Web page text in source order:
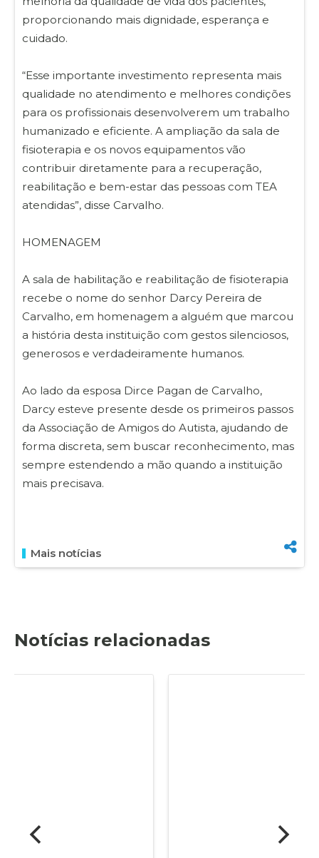
proporcionando mais dignidade, esperança e
cuidado.
“Esse importante investimento representa mais
qualidade no atendimento e melhores condições
para os profissionais desenvolverem um trabalho
humanizado e eficiente. A ampliação da sala de
fisioterapia e os novos equipamentos vão
contribuir diretamente para a recuperação,
reabilitação e bem-estar das pessoas com TEA
atendidas”, disse Carvalho.
HOMENAGEM
A sala de habilitação e reabilitação de fisioterapia
recebe o nome do senhor Darcy Pereira de
Carvalho, em homenagem a alguém que marcou
a história desta instituição com gestos silenciosos,
generosos e verdadeiramente humanos.
Ao lado da esposa Dirce Pagan de Carvalho,
Darcy esteve presente desde os primeiros passos
da Associação de Amigos do Autista, ajudando de
forma discreta, sem buscar reconhecimento, mas
sempre estendendo a mão quando a instituição
mais precisava.
Mais notícias
Notícias relacionadas